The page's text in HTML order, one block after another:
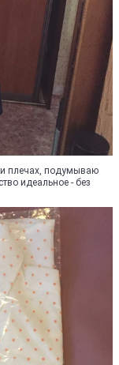
и плечах, подумываю
идеальное - без